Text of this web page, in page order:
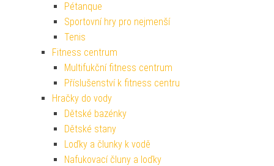
Pétanque
Sportovní hry pro nejmenší
Tenis
Fitness centrum
Multifukční fitness centrum
Příslušenství k fitness centru
Hračky do vody
Dětské bazénky
Dětské stany
Loďky a člunky k vodě
Nafukovací čluny a loďky